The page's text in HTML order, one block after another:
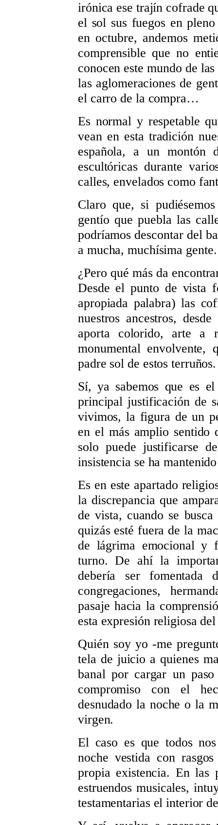
irónica ese trajín cofrade
el sol sus fuegos en
en octubre, andemos
comprensible que no
conocen este mundo de
las aglomeraciones de
el carro de la compra…
Es normal y respetable
vean en esta tradición
española, a un montón
escultóricas durante
calles, envelados como
Claro que, si
gentío que puebla las
podríamos descontar del
a mucha, muchísima gente.
¿Pero qué más da
Desde el punto de vista
apropiada palabra) las
nuestros ancestros,
aporta colorido, arte a
monumental
padre sol de estos terruños.
Sí, ya sabemos que es
principal justificación de
vivimos, la figura de un
en el más amplio sentido
solo puede justificarse
insistencia se ha
Es en este apartado
la discrepancia que
de vista, cuando se
quizás esté fuera de la
de lágrima emocional y
turno. De ahí la
debería ser
congregaciones,
pasaje hacia la
esta expresión religiosa
Quién soy yo -me
tela de juicio a quienes
banal por cargar un
compromiso con el
desnudado la noche o la
virgen.
El caso es que todos
noche vestida con
propia existencia. En las
estruendos musicales,
testamentarias el interior